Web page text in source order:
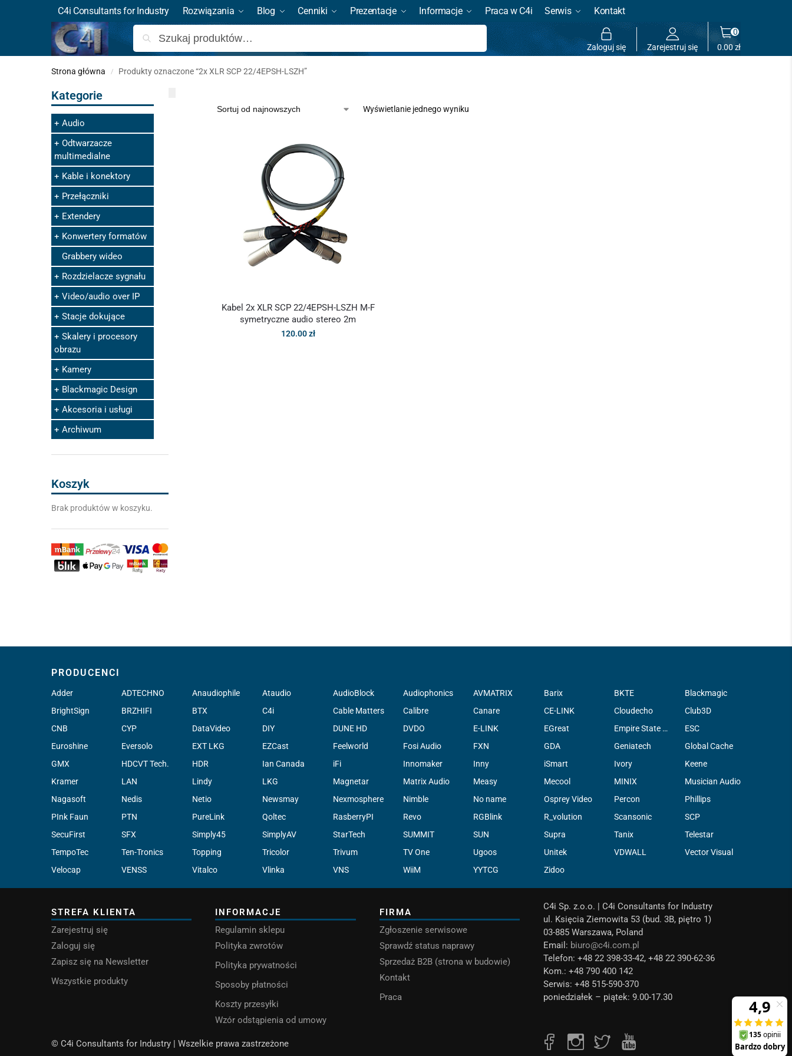
C4i Consultants for Industry Rozwiązania Blog Cenniki Prezentacje Informacje Praca w C4i Serwis Kontakt
Szukaj
Zaloguj się Zarejestruj się 0.00zł
0
Strona główna / Produkty oznaczone “2x XLR SCP 22/4EPSH-LSZH”
Wyświetlanie jednego wyniku
Kabel 2x XLR SCP 22/4EPSH-LSZH M-F
symetryczne audio stereo 2m
120.00zł
Kategorie
Audio
Odtwarzacze
multimedialne
Kable i konektory
Przełączniki
Extendery
Konwertery formatów
Grabbery wideo
Rozdzielacze sygnału
Video/audio over IP
Stacje dokujące
Skalery i procesory
obrazu
Kamery
Blackmagic Design
Akcesoria i usługi
Archiwum
Koszyk
Brak produktów w koszyku.
PRODUCENCI
Adder ADTECHNO Anaudiophile Ataudio AudioBlock Audiophonics AVMATRIX Barix BKTE
Blackmagic
BrightSign
BRZHIFI BTX C4i Cable Matters Calibre Canare CE-LINK Cloudecho
Club3D
CNB
CYP DataVideo DIY DUNE HD DVDO E-LINK EGreat Empire State Filter Company, INC.
ESC
Euroshine
Eversolo EXT LKG EZCast Feelworld Fosi Audio FXN GDA Geniatech
Global Cache
GMX
HDCVT Tech. HDR Ian Canada iFi Innomaker Inny iSmart Ivory
Keene
Kramer
LAN Lindy LKG Magnetar Matrix Audio Measy Mecool MINIX
Musician Audio
Nagasoft
Nedis Netio Newsmay Nexmosphere Nimble No name Osprey Video Percon
Phillips
PInk Faun
PTN PureLink Qoltec RasberryPI Revo RGBlink R_volution Scansonic
SCP
SecuFirst
SFX Simply45 SimplyAV StarTech SUMMIT SUN Supra Tanix
Telestar
TempoTec
Ten-Tronics Topping Tricolor Trivum TV One Ugoos Unitek VDWALL
Vector Visual
Velocap
VENSS Vitalco Vlinka VNS WiiM YYTCG Zidoo
STREFA KLIENTA
Zarejestruj się
Zaloguj się
Zapisz się na Newsletter
Wszystkie produkty
INFORMACJE
Regulamin sklepu
Polityka zwrotów
Polityka prywatności
Sposoby płatności
Koszty przesyłki
Wzór odstąpienia od umowy
FIRMA
Zgłoszenie serwisowe
Sprawdź status naprawy
Sprzedaż B2B (strona w budowie)
Kontakt
Praca
C4i Sp. z.o.o. | C4i Consultants for Industry
ul. Księcia Ziemowita 53 (bud. 3B, piętro 1)
03-885 Warszawa, Poland
Email: biuro@c4i.com.pl
Telefon: +48 22 398-33-42, +48 22 390-62-36
Kom.: +48 790 400 142
Serwis: +48 515-590-370
poniedziałek – piątek: 9.00-17.30
© C4i Consultants for Industry | Wszelkie prawa zastrzeżone